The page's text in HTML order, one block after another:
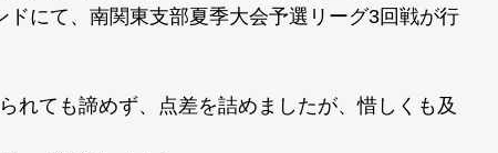
にて、南関東支部夏季大会予選リーグ3回戦が行
れても諦めず、点差を詰めましたが、惜しくも及